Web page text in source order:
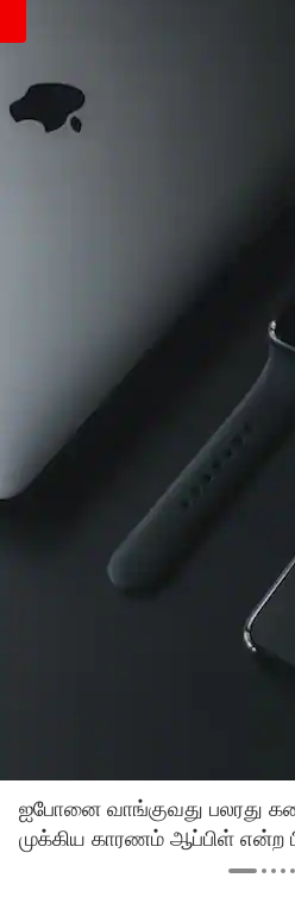
ஐபோனை வாங்குவது பலரது
முக்கிய காரணம் ஆப்பிள் என்ற